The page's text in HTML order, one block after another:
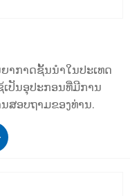
າກາດຊັ້ນນໍາໃນປະເທດ
ເປັນອຸປະກອນທີ່ມີການ
ສອບຖາມຂອງທ່ານ.